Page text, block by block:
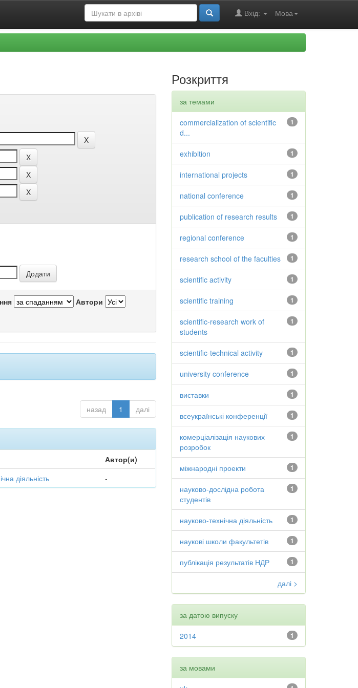
Мова
Вхід:
Автори
назад 1 далі
Автор(и)
діяльність -
Розкриття
за темами
1
commercialization of scientific
d...
1
exhibition
1
international projects
1
national conference
1
publication of research results
1
regional conference
1
research school of the faculties
1
scientific activity
1
scientific training
1
scientific-research work of
students
1
scientific-technical activity
1
university conference
1
виставки
1
всеукраїнські конференції
1
комерціалізація наукових
розробок
1
міжнародні проекти
1
науково-дослідна робота
студентів
1
науково-технічна діяльність
1
наукові школи факультетів
1
публікація результатів НДР
далі >
за датою випуску
1
2014
за мовами